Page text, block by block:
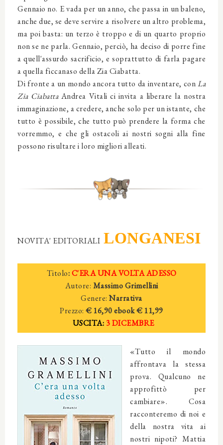
Gennaio no. E vada per un anno, che passa in un baleno,
anche due, se deve servire a risolvere un altro problema,
ma poi basta: un terzo è troppo e di un quarto proprio
non se ne parla. Gennaio, perciò, ha deciso di porre fine
a quell'assurdo sacrificio, e soprattutto di farla pagare
a quella ficcanaso della Zia Ciabatta.
Di fronte a un mondo ancora tutto da inventare, conLa
Zia CiabattaAndrea Vitali ci invita a liberare la nostra
immaginazione, a credere, anche solo per un istante, che
tutto è possibile, che tutto può prendere la forma che
vorremmo, e che gli ostacoli ai nostri sogni alla fine
possono risultare i loro migliori alleati.
NOVITA' EDITORIALI LONGANESI
Titolo:C'ERA UNA VOLTA ADESSO
Autore: Massimo Grimellini
Genere:Narrativa
Prezzo:€ 16,90 ebook € 11,99
USCITA: 3 DICEMBRE
«Tutto il mondo
affrontava la stessa
prova. Qualcuno ne
approfittò per
cambiare». Cosa
racconteremo di noi e
della nostra vita ai
nostri nipoti? Mattia